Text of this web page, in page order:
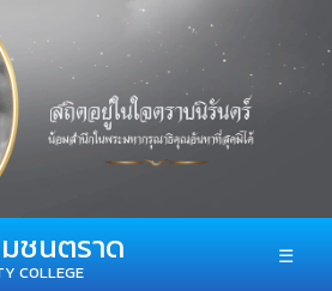
ชนตราด
COLLEGE
☰